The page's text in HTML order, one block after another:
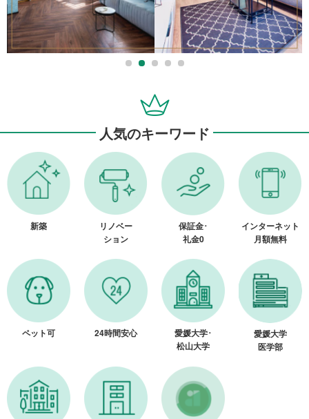
人気のキーワード
新築
リノベー
ション
保証金･
礼金0
インターネット
月額無料
ペット可 24時間安心
愛媛大学･
松山大学
愛媛大学
医学部